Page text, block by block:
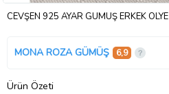
CEVŞEN 925 AYAR GÜMÜŞ ERKEK OLYE
MONA ROZA GÜMÜŞ 6,9
Ürün Özeti